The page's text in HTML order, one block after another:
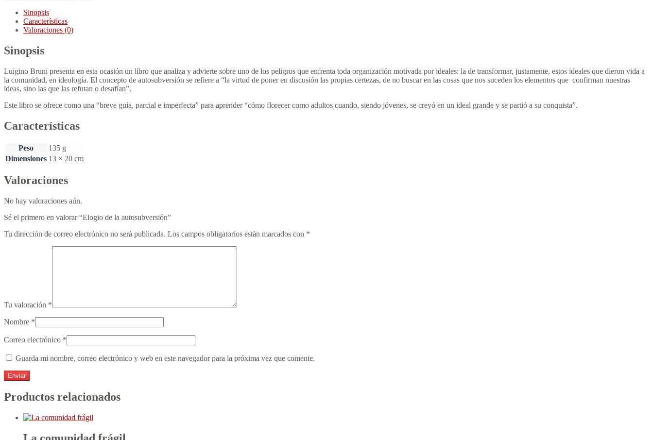
Sinopsis
Características
Valoraciones (0)
Sinopsis
Luigino Bruni presenta en esta ocasión un libro que analiza y advierte sobre uno de los peligros que enfrenta toda organización motivada por ideales: la de transformar, justamente, estos ideales que dieron vida a
la comunidad, en ideología. El concepto de autosubversión se refiere a “la virtud de poner en discusión las propias certezas, de no buscar en las cosas que nos suceden los elementos que confirman nuestras
ideas, sino las que las refutan o desafían”.
Este libro se ofrece como una “breve guía, parcial e imperfecta” para aprender “cómo florecer como adultos cuando, siendo jóvenes, se creyó en un ideal grande y se partió a su conquista”.
Características
Peso
135 g
Dimensiones 13 × 20 cm
Valoraciones
No hay valoraciones aún.
Sé el primero en valorar “Elogio de la autosubversión”
Tu dirección de correo electrónico no será publicada. Los campos obligatorios están marcados con *
Tu valoración *
Nombre *
Correo electrónico *
Guarda mi nombre, correo electrónico y web en este navegador para la próxima vez que comente.
Productos relacionados